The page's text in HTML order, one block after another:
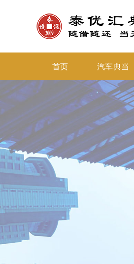
首页 汽车典当